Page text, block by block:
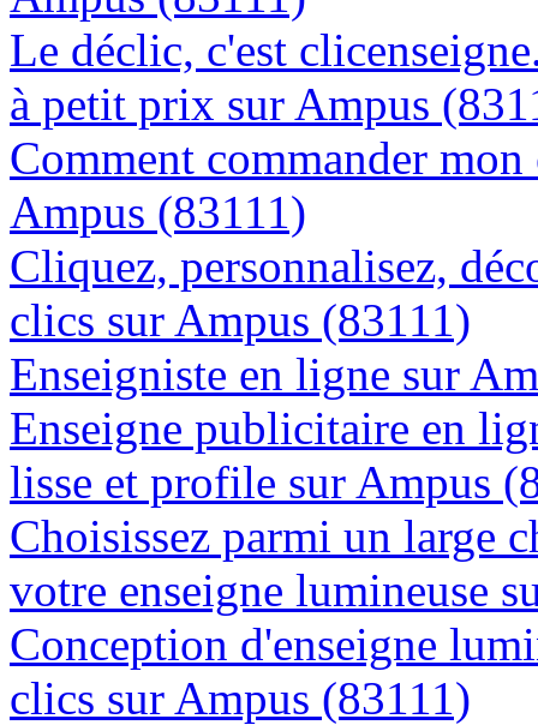
Le déclic, c'est
à petit prix sur Ampus
Comment commander
Ampus (83111)
Cliquez, personnalisez,
clics sur Ampus (83111)
Enseigniste en ligne sur
Enseigne publicitaire en
lisse et profile sur Ampus
Choisissez parmi un large
votre enseigne lumineuse
Conception d'enseigne
clics sur Ampus (83111)